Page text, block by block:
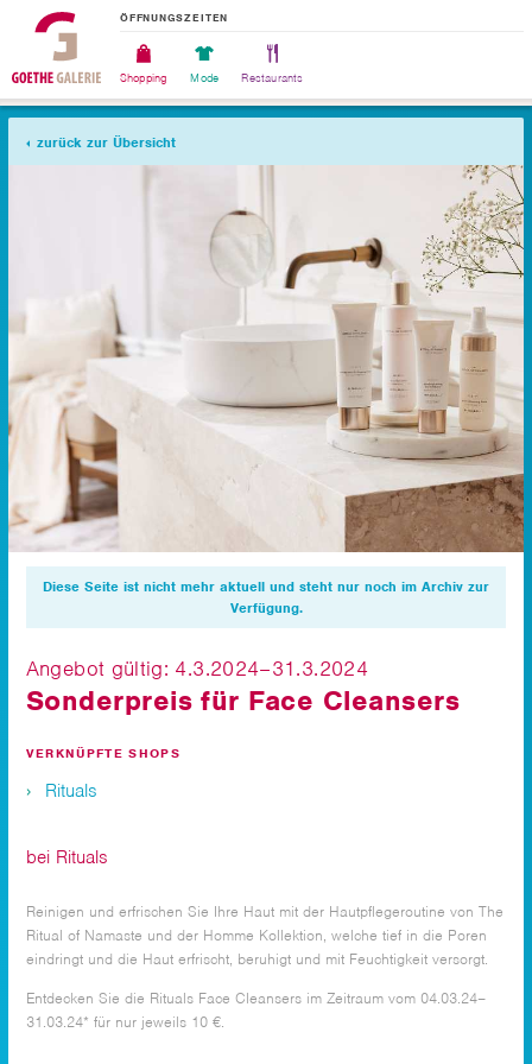
ÖFFNUNGSZEITEN
Shopping Mode Restaurants
zurück zur Übersicht
Diese Seite ist nicht mehr aktuell und steht nur noch im Archiv zur
Verfügung.
Angebot gültig: 4.3.2024–31.3.2024
Sonderpreis für Face Cleansers
VERKNÜPFTE SHOPS
Rituals
bei Rituals
Reinigen und erfrischen Sie Ihre Haut mit der Hautpflegeroutine von The
Ritual of Namaste und der Homme Kollektion, welche tief in die Poren
eindringt und die Haut erfrischt, beruhigt und mit Feuchtigkeit versorgt.
Entdecken Sie die Rituals Face Cleansers im Zeitraum vom 04.03.24–
31.03.24* für nur jeweils 10 €.